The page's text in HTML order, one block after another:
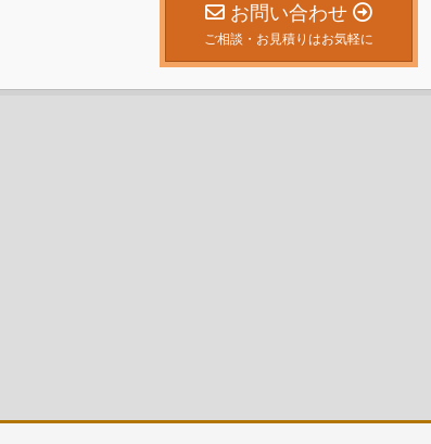
お問い合わせ
ご相談・お見積りはお気軽に